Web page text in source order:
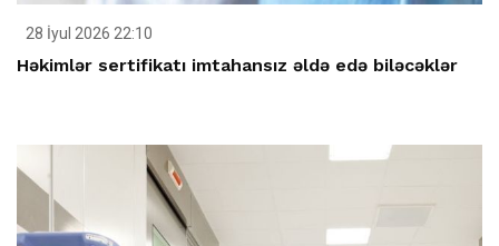
28 İyul 2026 22:10
Həkimlər sertifikatı imtahansız əldə edə biləcəklər